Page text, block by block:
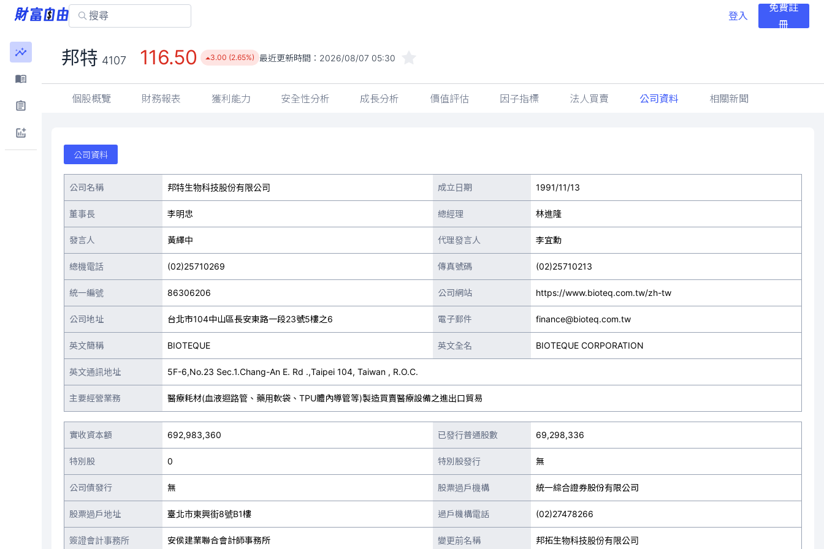
登入
免費註
冊
邦特 4107 116.50 3.00 (2.65%) 最近更新時間： 2026/08/07 05:30
個股概覽 財務報表 獲利能力 安全性分析 成長分析 價值評估 因子指標 法人買賣 公司資料 相關新聞
公司資料
公司名稱 邦特生物科技股份有限公司 成立日期 1991/11/13
董事長 李明忠 總經理 林進隆
發言人 黃繹中 代理發言人 李宜勳
總機電話 (02)25710269 傳真號碼 (02)25710213
統一編號 86306206 公司網站 https://www.bioteq.com.tw/zh-tw
公司地址 台北市104中山區長安東路一段23號5樓之6 電子郵件 finance@bioteq.com.tw
英文簡稱 BIOTEQUE 英文全名 BIOTEQUE CORPORATION
英文通訊地址 5F-6,No.23 Sec.1.Chang-An E. Rd .,Taipei 104, Taiwan , R.O.C.
主要經營業務 醫療耗材(血液迴路管、藥用軟袋、TPU體內導管等)製造買賣醫療設備之進出口貿易
實收資本額 692,983,360 已發行普通股數 69,298,336
特別股 0 特別股發行 無
公司債發行 無 股票過戶機構 統一綜合證券股份有限公司
股票過戶地址 臺北市東興街8號B1樓 過戶機構電話 (02)27478266
簽證會計事務所 安侯建業聯合會計師事務所 變更前名稱 邦拓生物科技股份有限公司